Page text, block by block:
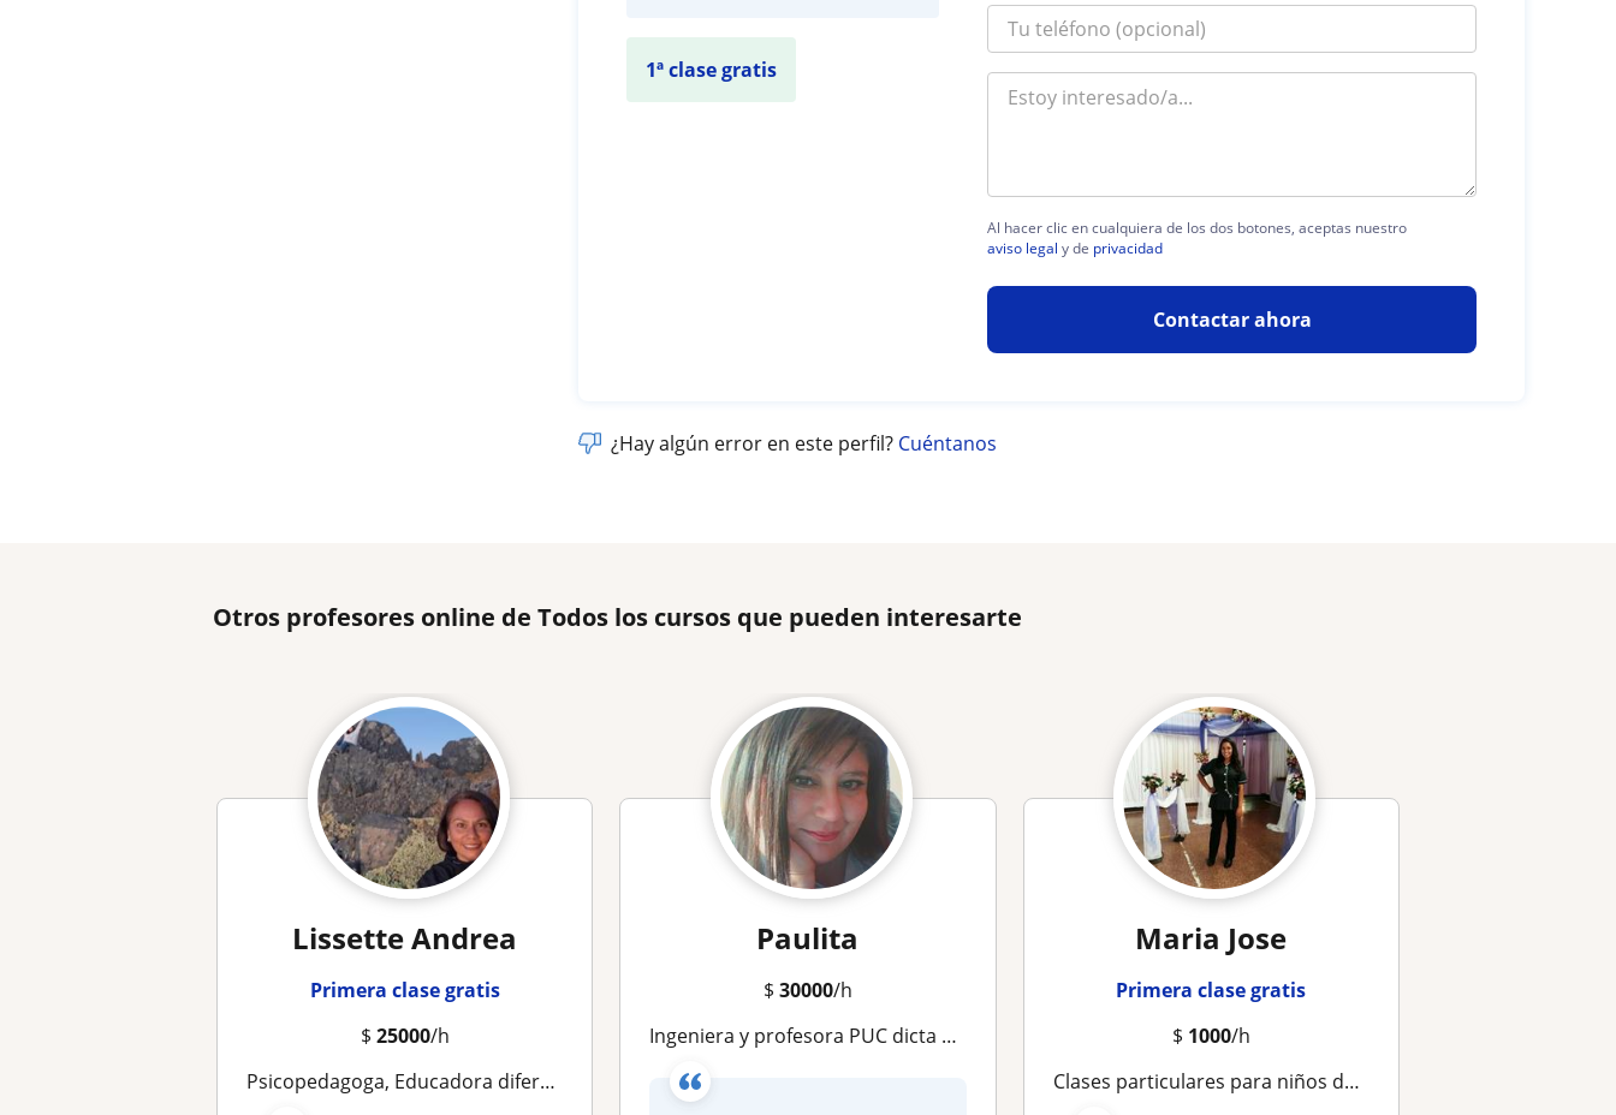
1ª clase gratis
Al hacer clic en cualquiera de los dos botones, aceptas nuestro
aviso legal y de privacidad
Contactar ahora
¿Hay algún error en este perfil? Cuéntanos
Otros profesores online de Todos los cursos que pueden interesarte
Lissette Andrea
Primera clase gratis
$ 25000/h
Psicopedagoga, Educadora diferencial.Apoyo integral, alumnos desde kinder a 4to medio
Paulita
$ 30000/h
Ingeniera y profesora PUC dicta clases on line de todas las asignaturas de 1° Básico a 4° Medio. Además, ramos matemáticos universitarios
Maria Jose
Primera clase gratis
$ 1000/h
Clases particulares para niños desde los 3 años hasta los 8